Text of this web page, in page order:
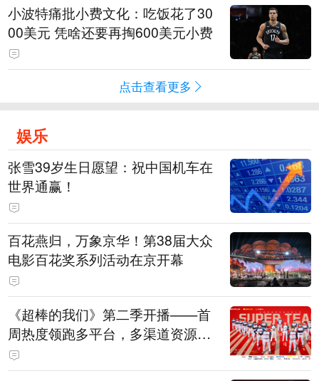
小波特痛批小费文化：吃饭花了30
00美元 凭啥还要再掏600美元小费
点击查看更多
娱乐
张雪39岁生日愿望：祝中国机车在
世界通赢！
百花燕归，万象京华！第38届大众
电影百花奖系列活动在京开幕
《超棒的我们》第二季开播——首
周热度领跑多平台，多渠道资源加
持助推棒球文化出圈